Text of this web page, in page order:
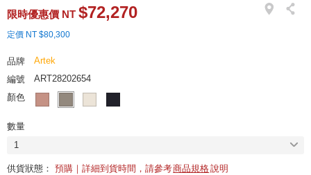
限時優惠價 NT $72,270
定價 NT $80,300
品牌
Artek
編號
ART28202654
顏色
數量
1
供貨狀態： 預購｜詳細到貨時間，請參考商品規格說明